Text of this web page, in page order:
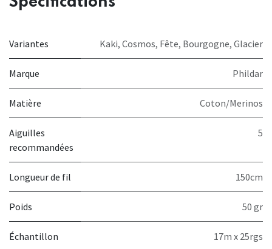
Variantes Kaki, Cosmos, Fête, Bourgogne, Glacier
Marque Phildar
Matière Coton/Merinos
Aiguilles
recommandées
5
Longueur de fil 150cm
Poids 50 gr
Échantillon 17m x 25rgs